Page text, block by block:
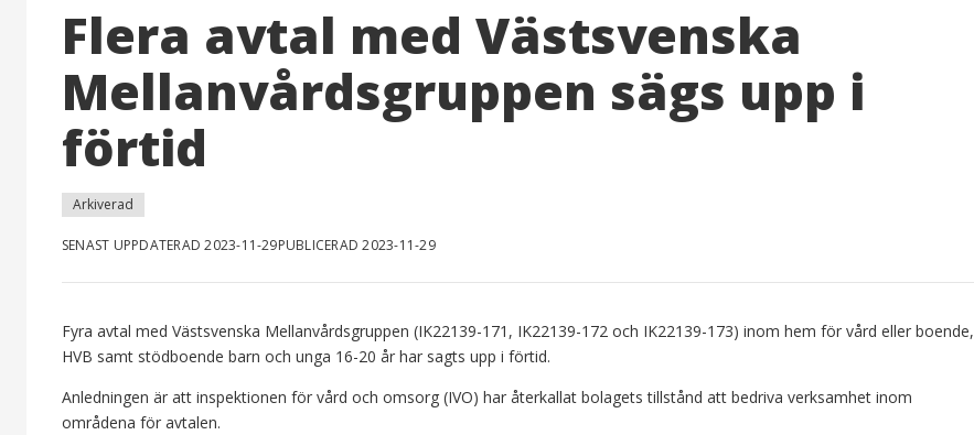
Flera avtal med Västsvenska
Mellanvårdsgruppen sägs upp i
förtid
Arkiverad
SENAST UPPDATERAD 2023-11-29PUBLICERAD 2023-11-29
Fyra avtal med Västsvenska Mellanvårdsgruppen (IK22139-171, IK22139-172 och IK22139-173) inom hem för vård eller boende,
HVB samt stödboende barn och unga 16-20 år har sagts upp i förtid.
Anledningen är att inspektionen för vård och omsorg (IVO) har återkallat bolagets tillstånd att bedriva verksamhet inom
områdena för avtalen.